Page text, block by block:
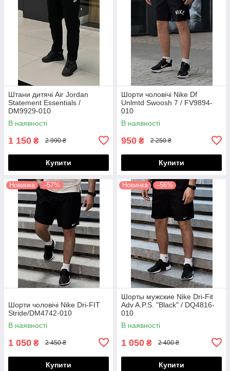
Штани дитячі Air Jordan
Statement Essentials /
DM9929-010
(Розміри:M,L,XL,XXL)
В наявності
1 150 ₴ 2 990 ₴
Купити
Шорти чоловічі Nike Df
Unlmtd Swoosh 7 / FV9894-
010
В наявності
950 ₴ 2 250 ₴
Купити
Новинка –57%
Шорти чоловічі Nike Dri-FIT
Stride/DM4742-010
В наявності
1 050 ₴ 2 450 ₴
Купити
Новинка –56%
Шорты мужские Nike Dri-Fit
Adv A.P.S. "Black" / DQ4816-
010
В наявності
1 050 ₴ 2 400 ₴
Купити